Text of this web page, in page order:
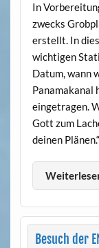
In
zwecks
erstellt. In
wichtigen
Datum, wann
Panamakanal
eingetragen.
Gott zum
deinen
Besuch der